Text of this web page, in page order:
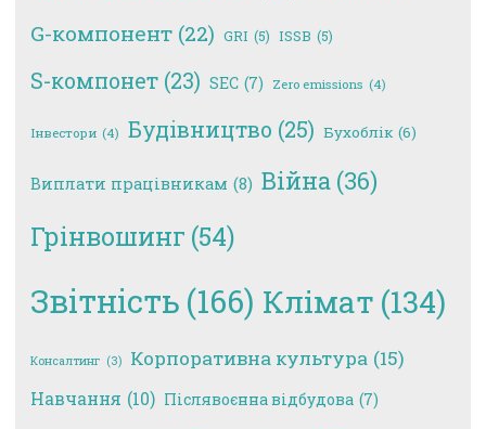
G-компонент (22) GRI (5) ISSB (5)
S-компонет (23) SEC (7) Zero emissions (4)
Інвестори (4) Будівництво (25) Бухоблік (6)
Виплати працівникам (8) Війна (36)
Грінвошинг (54)
Звітність (166) Клімат (134)
Консалтинг (3) Корпоративна культура (15)
Навчання (10) Післявоєнна відбудова (7)